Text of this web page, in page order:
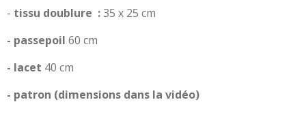
- tissu doublure :35 x 25 cm
- passepoil 60 cm
- lacet 40 cm
- patron (dimensions dans la vidéo)